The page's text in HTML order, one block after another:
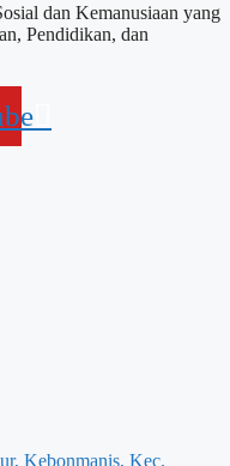
dan Kemanusiaan yang
Pendidikan, dan
Kebonmanis, Kec.